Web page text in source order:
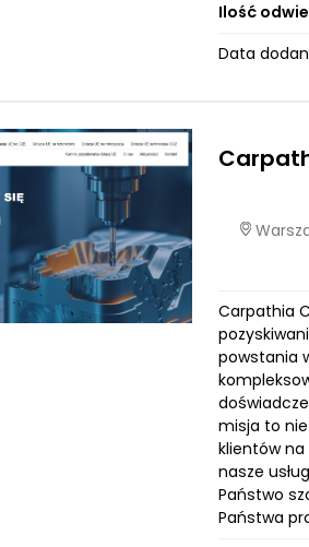
Ilość
Data
Carpathia
powstania
misja to
klientów
nasze
Państwo
Państwa